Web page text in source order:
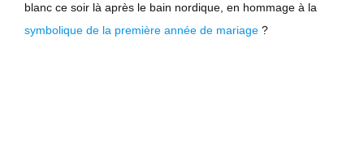
blanc ce soir là après le bain nordique, en hommage à la
symbolique de la première année de mariage ?